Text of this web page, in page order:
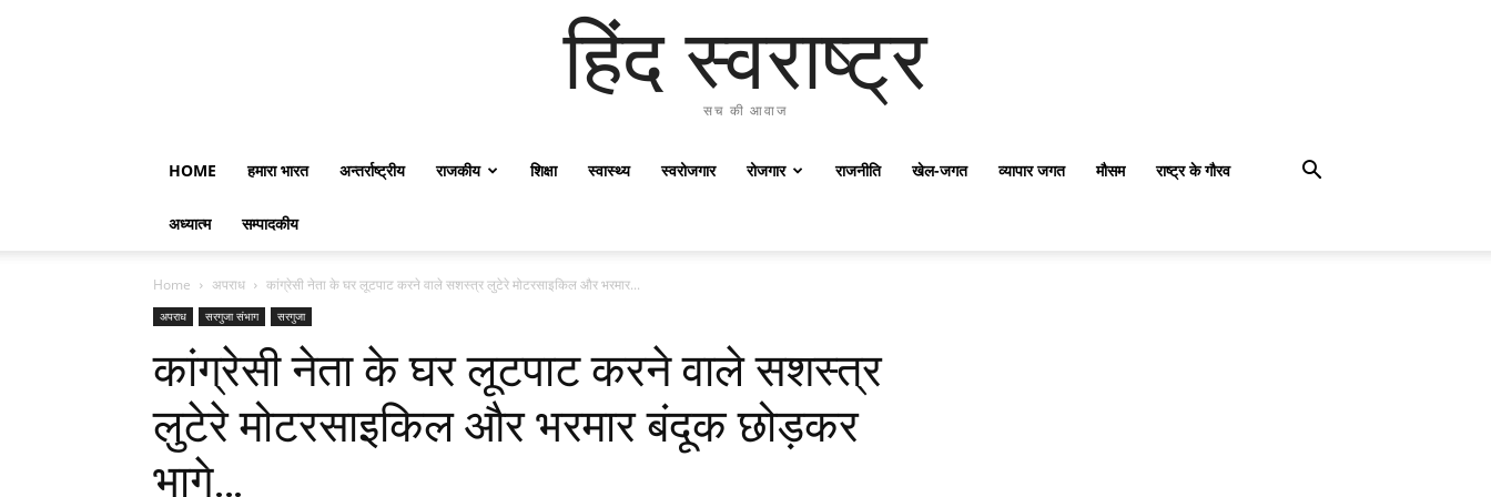
हिंद स्वराष्ट्र
सच की आवाज
HOME हमारा भारत अन्तर्राष्ट्रीय राजकीय शिक्षा स्वास्थ्य स्वरोजगार रोजगार राजनीति खेल-जगत व्यापार जगत मौसम राष्ट्र के गौरव
अध्यात्म सम्पादकीय
Home अपराध कांग्रेसी नेता के घर लूटपाट करने वाले सशस्त्र लुटेरे मोटरसाइकिल और भरमार...
अपराध सरगुजा संभाग सरगुजा
कांग्रेसी नेता के घर लूटपाट करने वाले सशस्त्र
लुटेरे मोटरसाइकिल और भरमार बंदूक छोड़कर
भागे…